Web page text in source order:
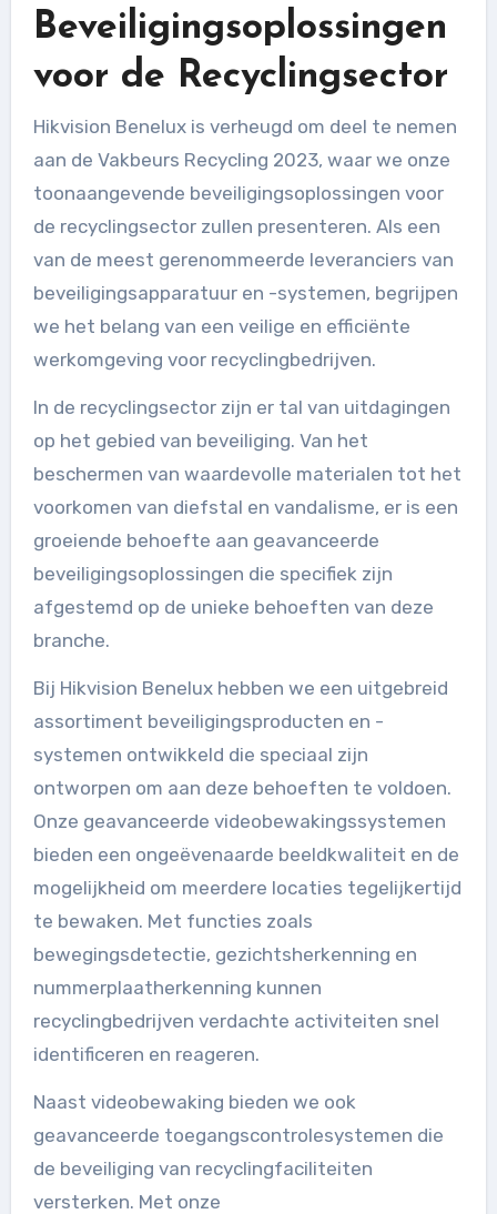
Beveiligingsoplossingen
voor de Recyclingsector
Hikvision Benelux is verheugd om deel te nemen
aan de Vakbeurs Recycling 2023, waar we onze
toonaangevende beveiligingsoplossingen voor
de recyclingsector zullen presenteren. Als een
van de meest gerenommeerde leveranciers van
beveiligingsapparatuur en -systemen, begrijpen
we het belang van een veilige en efficiënte
werkomgeving voor recyclingbedrijven.
In de recyclingsector zijn er tal van uitdagingen
op het gebied van beveiliging. Van het
beschermen van waardevolle materialen tot het
voorkomen van diefstal en vandalisme, er is een
groeiende behoefte aan geavanceerde
beveiligingsoplossingen die specifiek zijn
afgestemd op de unieke behoeften van deze
branche.
Bij Hikvision Benelux hebben we een uitgebreid
assortiment beveiligingsproducten en -
systemen ontwikkeld die speciaal zijn
ontworpen om aan deze behoeften te voldoen.
Onze geavanceerde videobewakingssystemen
bieden een ongeëvenaarde beeldkwaliteit en de
mogelijkheid om meerdere locaties tegelijkertijd
te bewaken. Met functies zoals
bewegingsdetectie, gezichtsherkenning en
nummerplaatherkenning kunnen
recyclingbedrijven verdachte activiteiten snel
identificeren en reageren.
Naast videobewaking bieden we ook
geavanceerde toegangscontrolesystemen die
de beveiliging van recyclingfaciliteiten
versterken. Met onze